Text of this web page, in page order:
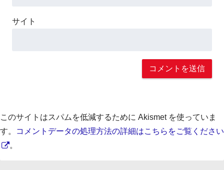
サイト
このサイトはスパムを低減するために Akismet を使っていま
す。
コメントデータの処理方法の詳細はこちらをご覧ください
。